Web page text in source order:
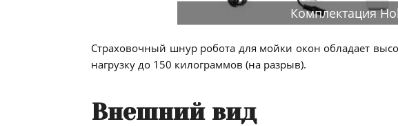
Комплектация
Страховочный шнур робота для мойки окон обладает
нагрузку до 150 килограммов (на разрыв).
Внешний вид